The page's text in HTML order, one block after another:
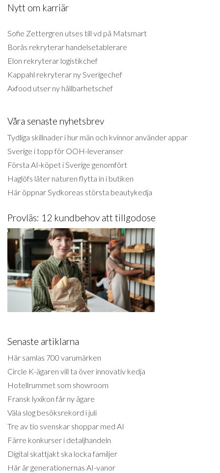
Nytt om karriär
Sofie Zettergren utses till vd på Matsmart
Borås rekryterar handelsetablerare
Elon rekryterar logistikchef
Kappahl rekryterar ny Sverigechef
Axfood utser ny hållbarhetschef
Våra senaste nyhetsbrev
Tydliga skillnader i hur män och kvinnor använder appar
Sverige i topp för OOH-leveranser
Första AI-köpet i Sverige genomfört
Haglöfs låter naturen flytta in i butiken
Här öppnar Sydkoreas största beautykedja
Provläs: 12 kundbehov att tillgodose
Senaste artiklarna
Här samlas 700 varumärken
Circle K-ägaren vill ta över innovativ kedja
Hotellrummet som showroom
Fransk lyxikon får ny ägare
Väla slog besöksrekord i juli
Tre av tio svenskar shoppar med AI
Färre konkurser i detaljhandeln
Digital skattjakt ska locka familjer
Här är generationernas AI-vanor